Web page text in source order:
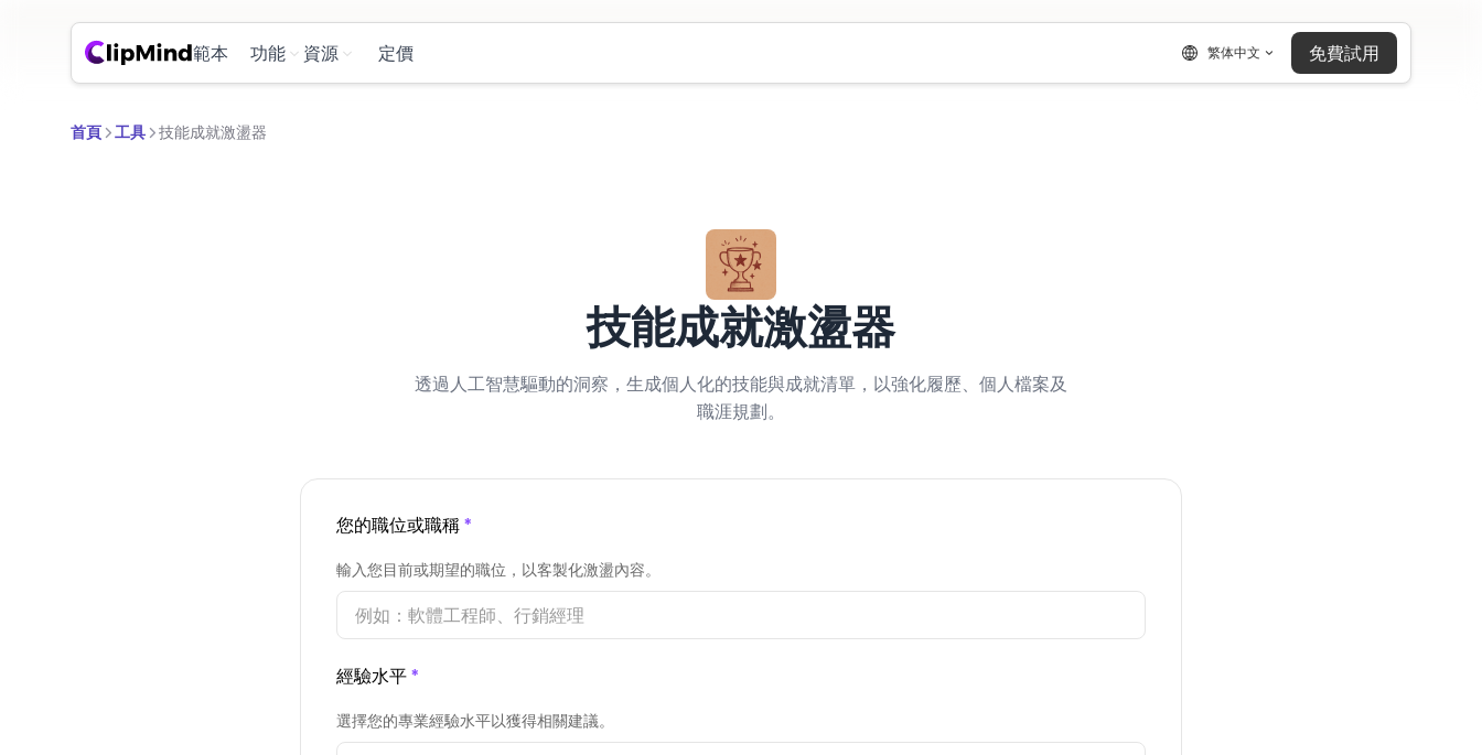
範本 功能 資源 定價 繁体中文 免費試用
首頁 工具 技能成就激盪器
技能成就激盪器
透過人工智慧驅動的洞察，生成個人化的技能與成就清單，以強化履歷、個人檔案及
職涯規劃。
您的職位或職稱 *
輸入您目前或期望的職位，以客製化激盪內容。
經驗水平 *
選擇您的專業經驗水平以獲得相關建議。